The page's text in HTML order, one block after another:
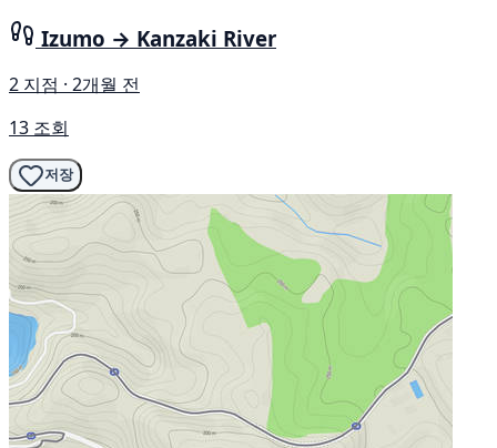
Izumo → Kanzaki River
2 지점 · 2개월 전
13 조회
저장